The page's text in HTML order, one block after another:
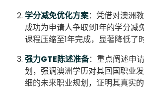
学分减免优化方案：凭借对澳洲
成功为申请人争取到1年的学分减
课程压缩至1年完成，显著降低了
强力GTE陈述准备：重点阐述申
划，强调澳洲学历对其回国职业
细的未来职业规划，证明其真实